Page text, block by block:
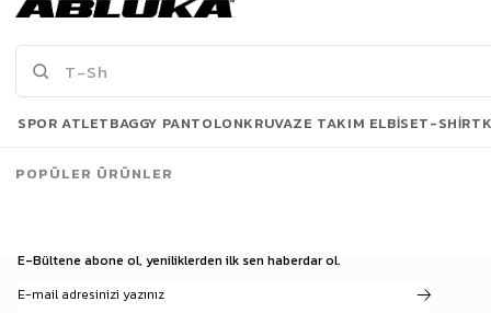
Erkek Oversize Baskılı Sweatshirt Gri
Son Bakılanlar
E-Bültene abone ol, yeniliklerden ilk sen haberdar ol.
SPOR ATLETBAGGY PANTOLONKRUVAZE TAKIM ELBISET-SHIRT
POPÜLER ÜRÜNLER